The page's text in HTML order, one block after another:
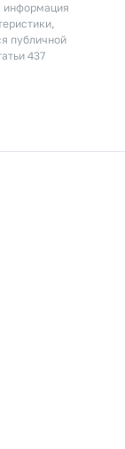
информация
публичной
437